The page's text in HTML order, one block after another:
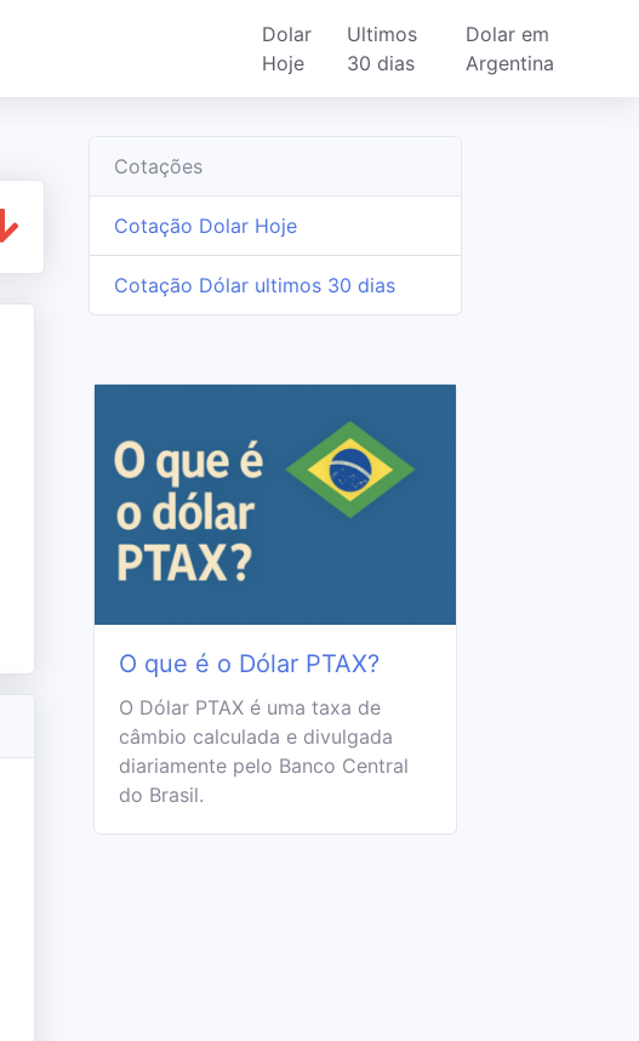
Dolar
Hoje
Ultimos
30 dias
Dolar em
Argentina
Cotações
Cotação Dolar Hoje
Cotação Dólar ultimos 30 dias
O que é o Dólar PTAX?
O Dólar PTAX é uma taxa de
câmbio calculada e divulgada
diariamente pelo Banco Central
do Brasil.